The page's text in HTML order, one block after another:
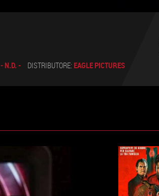
- N.D. - DISTRIBUTORE: EAGLE PICTURES